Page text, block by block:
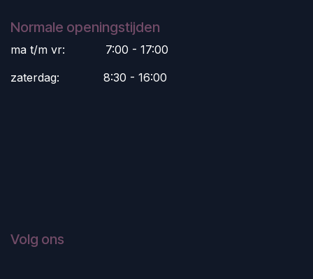
Normale openingstijden
ma t/m vr:
​7:00 - 17:00
zaterdag:
​8:30 - 16:00
Volg ons